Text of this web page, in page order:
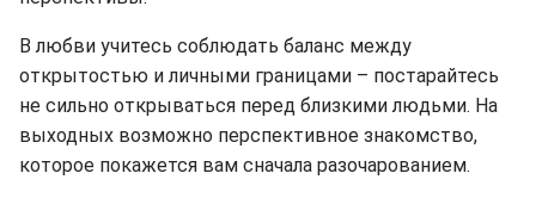
В любви учитесь соблюдать баланс между
открытостью и личными границами – постарайтесь
не сильно открываться перед близкими людьми. На
выходных возможно перспективное знакомство,
которое покажется вам сначала разочарованием.